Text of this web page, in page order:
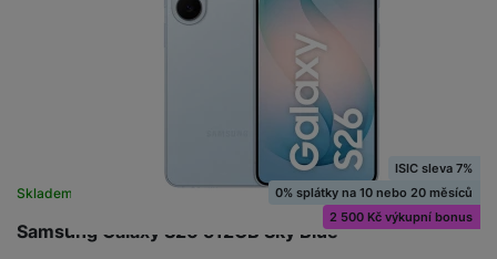
Samsung Galaxy S26 512GB Sky Blue
Skladem
ISIC sleva 7%
0% splátky na 10 nebo 20 měsíců
2 500 Kč výkupní bonus